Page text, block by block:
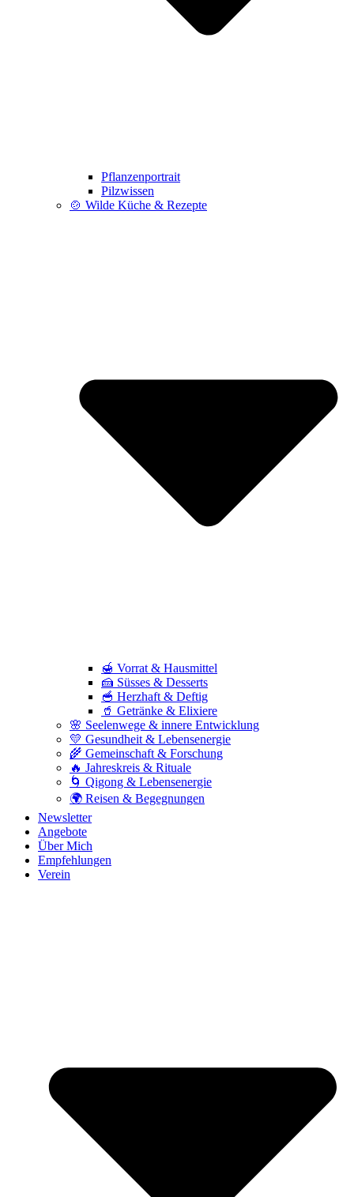
Pflanzenportrait
Pilzwissen
🍲 Wilde Küche & Rezepte
🍯 Vorrat & Hausmittel
🍰 Süsses & Desserts
🥣 Herzhaft & Deftig
🥤 Getränke & Elixiere
🌸 Seelenwege & innere Entwicklung
💛 Gesundheit & Lebensenergie
🌾 Gemeinschaft & Forschung
🔥 Jahreskreis & Rituale
🌀 Qigong & Lebensenergie
🌍 Reisen & Begegnungen
Newsletter
Angebote
Über Mich
Empfehlungen
Verein